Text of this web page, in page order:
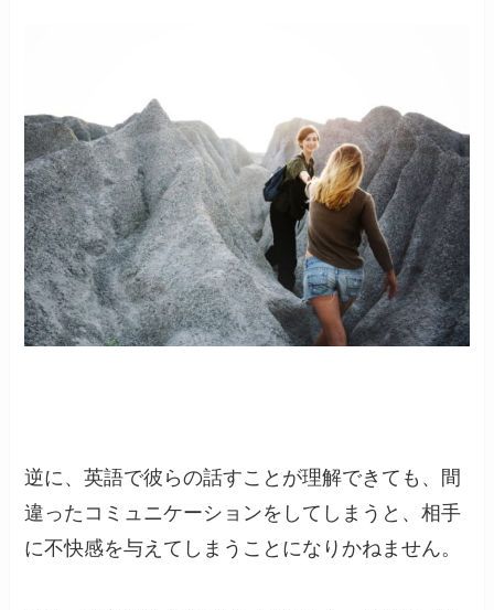
逆に、英語で彼らの話すことが理解できても、間
違ったコミュニケーションをしてしまうと、相手
に不快感を与えてしまうことになりかねません。